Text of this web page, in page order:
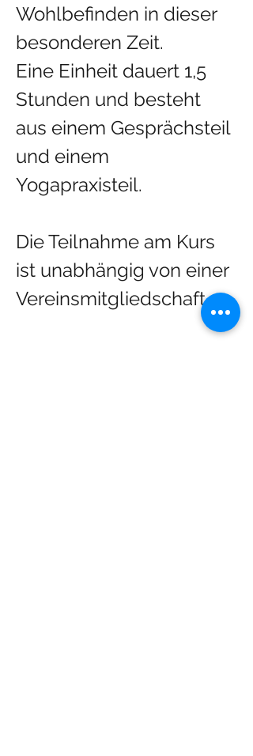
Wohlbefinden in dieser
besonderen Zeit.
Eine Einheit dauert 1,5
Stunden und besteht
aus einem Gesprächsteil
und einem
Yogapraxisteil.
Die Teilnahme am Kurs
ist unabhängig von einer
Vereinsmitgliedschaft.